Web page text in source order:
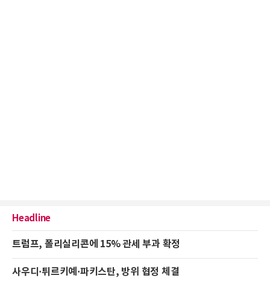
Headline
트럼프, 폴리실리콘에 15% 관세 부과 확정
사우디·튀르키예·파키스탄, 방위 협정 체결